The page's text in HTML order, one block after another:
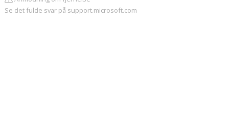
Se det fulde svar på support.microsoft.com